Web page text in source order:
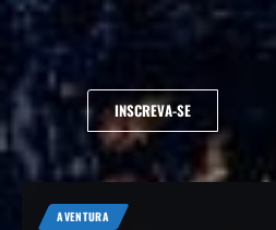
INSCREVA-SE
AVENTURA